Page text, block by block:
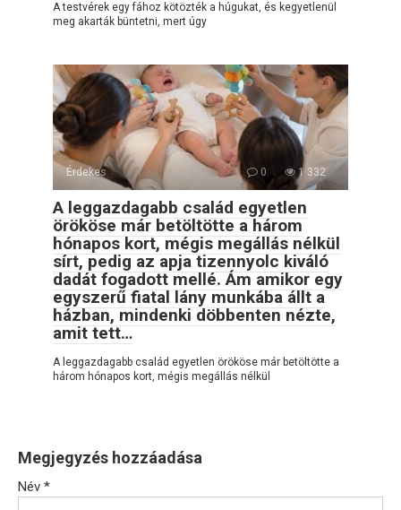
A testvérek egy fához kötözték a húgukat, és kegyetlenül
meg akarták büntetni, mert úgy
Érdekes 0 1 332
A leggazdagabb család egyetlen
örököse már betöltötte a három
hónapos kort, mégis megállás nélkül
sírt, pedig az apja tizennyolc kiváló
dadát fogadott mellé. Ám amikor egy
egyszerű fiatal lány munkába állt a
házban, mindenki döbbenten nézte,
amit tett…
A leggazdagabb család egyetlen örököse már betöltötte a
három hónapos kort, mégis megállás nélkül
Megjegyzés hozzáadása
Név *